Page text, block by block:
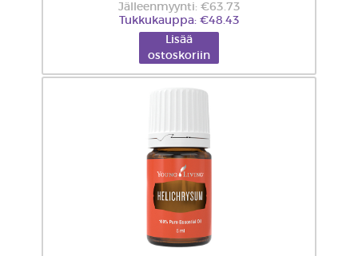
Jälleenmyynti: €63.73
Tukkukauppa: €48.43
Lisää
ostoskoriin